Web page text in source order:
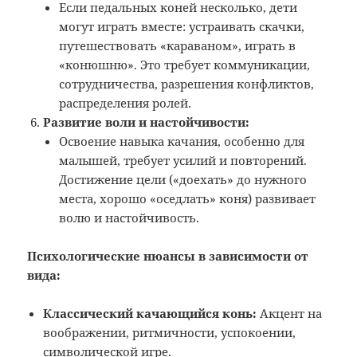
Если педальных коней несколько, дети
могут играть вместе: устраивать скачки,
путешествовать «караваном», играть в
«конюшню». Это требует коммуникации,
сотрудничества, разрешения конфликтов,
распределения ролей.
Развитие воли и настойчивости:
Освоение навыка качания, особенно для
малышей, требует усилий и повторений.
Достижение цели («доехать» до нужного
места, хорошо «оседлать» коня) развивает
волю и настойчивость.
Психологические нюансы в зависимости от
вида:
Классический качающийся конь: Акцент на
воображении, ритмичности, успокоении,
символической игре.